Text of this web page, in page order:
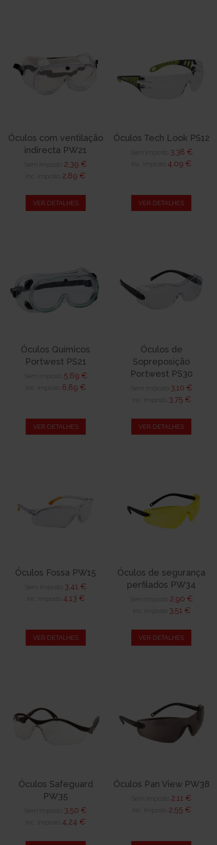
Óculos com ventilação
indirecta PW21
Sem Imposto 2,39 €
Inc. Imposto 2,89 €
VER DETALHES
Óculos Tech Look PS12
Sem Imposto 3,38 €
Inc. Imposto 4,09 €
VER DETALHES
Óculos Químicos
Portwest PS21
Sem Imposto 5,69 €
Inc. Imposto 6,89 €
VER DETALHES
Óculos de
Sopreposição
Portwest PS30
Sem Imposto 3,10 €
Inc. Imposto 3,75 €
VER DETALHES
Óculos Fossa PW15
Sem Imposto 3,41 €
Inc. Imposto 4,13 €
VER DETALHES
Óculos de segurança
perfilados PW34
Sem Imposto 2,90 €
Inc. Imposto 3,51 €
VER DETALHES
Óculos Safeguard
PW35
Sem Imposto 3,50 €
Inc. Imposto 4,24 €
Óculos Pan View PW38
Sem Imposto 2,11 €
Inc. Imposto 2,55 €